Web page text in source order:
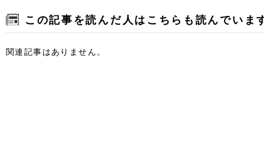
この記事を読んだ人はこちらも読んでいま
関連記事はありません。